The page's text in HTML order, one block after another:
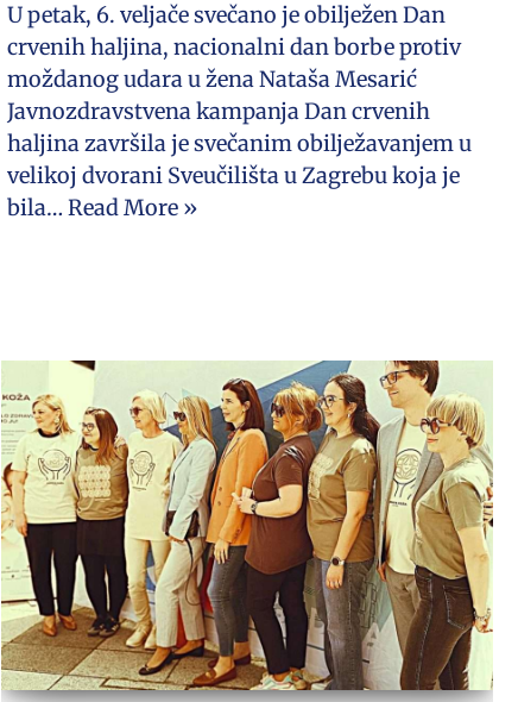
U petak, 6. veljače svečano je obilježen Dan
crvenih haljina, nacionalni dan borbe protiv
moždanog udara u žena Nataša Mesarić
Javnozdravstvena kampanja Dan crvenih
haljina završila je svečanim obilježavanjem u
velikoj dvorani Sveučilišta u Zagrebu koja je
bila…Read More »